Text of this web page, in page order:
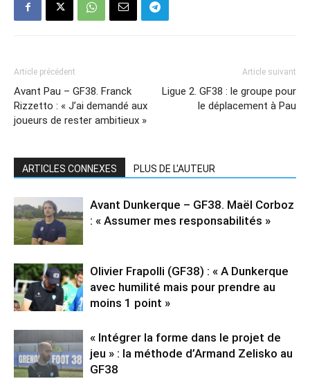
Article précédent
Avant Pau – GF38. Franck
Rizzetto : « J’ai demandé aux
joueurs de rester ambitieux »
Article suivant
Ligue 2. GF38 : le groupe pour
le déplacement à Pau
ARTICLES CONNEXES PLUS DE L'AUTEUR
Avant Dunkerque – GF38. Maël Corboz
: « Assumer mes responsabilités »
Olivier Frapolli (GF38) : « A Dunkerque
avec humilité mais pour prendre au
moins 1 point »
« Intégrer la forme dans le projet de
jeu » : la méthode d’Armand Zelisko au
GF38